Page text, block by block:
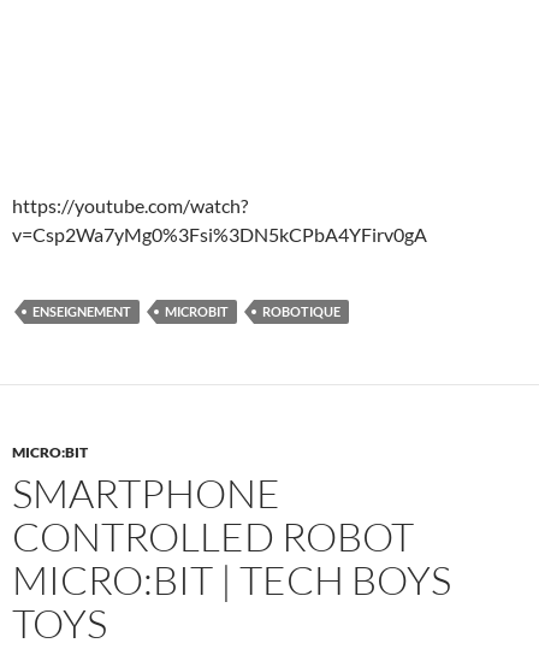
https://youtube.com/watch?
v=Csp2Wa7yMg0%3Fsi%3DN5kCPbA4YFirv0gA
ENSEIGNEMENT MICROBIT ROBOTIQUE
MICRO:BIT
SMARTPHONE
CONTROLLED ROBOT
MICRO:BIT | TECH BOYS
TOYS